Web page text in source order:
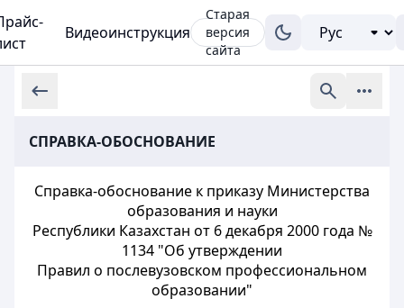
Видеоинструкция
Старая
версия
сайта
СПРАВКА-ОБОСНОВАНИЕ
Справка-обоснование к приказу Министерства
образования и науки
Республики Казахстан от 6 декабря 2000 года №
1134 "Об утверждении
Правил о послевузовском профессиональном
образовании"